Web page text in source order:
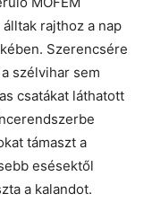
rajthoz a nap
Szerencsére
szélvihar sem
csatákat láthatott
támaszt a
esésektől
a kalandot.